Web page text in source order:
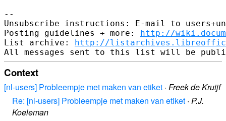
--
Unsubscribe instructions: E-mail to
Posting guidelines + more: http://
List archive: http://
Context
[nl-users] Probleempje met maken van etiket · Freek de Kruijf
Re: [nl-users] Probleempje met maken van etiket · P.J.
Koeleman